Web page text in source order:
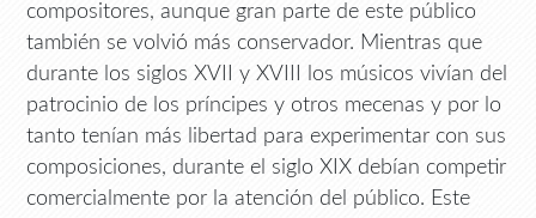
compositores, aunque gran parte de este público
también se volvió más conservador. Mientras que
durante los siglos XVII y XVIII los músicos vivían del
patrocinio de los príncipes y otros mecenas y por lo
tanto tenían más libertad para experimentar con sus
composiciones, durante el siglo XIX debían competir
comercialmente por la atención del público. Este